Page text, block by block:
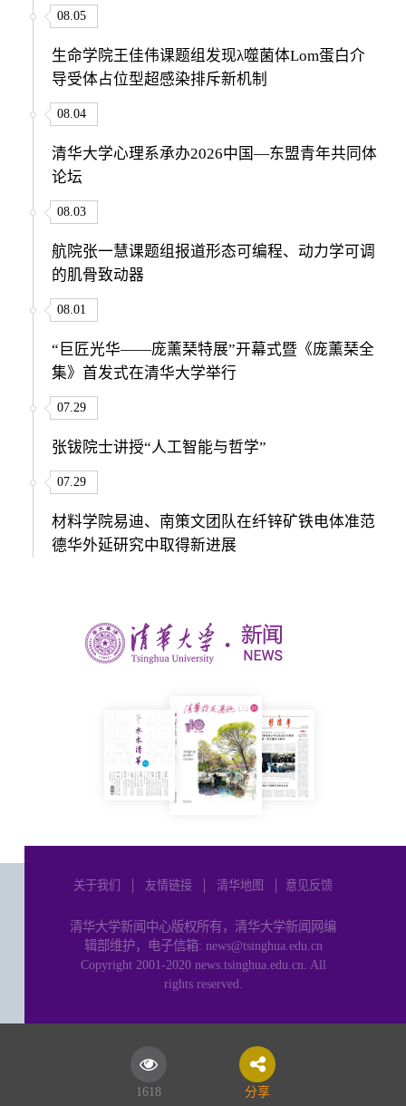
1618 分享
08.05
生命学院王佳伟课题组发现λ噬菌体Lom蛋白介
导受体占位型超感染排斥新机制
08.04
清华大学心理系承办2026中国—东盟青年共同体
论坛
08.03
航院张一慧课题组报道形态可编程、动力学可调
的肌骨致动器
08.01
“巨匠光华——庞薰琹特展”开幕式暨《庞薰琹全
集》首发式在清华大学举行
07.29
张钹院士讲授“人工智能与哲学”
07.29
材料学院易迪、南策文团队在纤锌矿铁电体准范
德华外延研究中取得新进展
关于我们 友情链接 清华地图 意见反馈
清华大学新闻中心版权所有，清华大学新闻网编
辑部维护，电子信箱: news@tsinghua.edu.cn
Copyright 2001-2020 news.tsinghua.edu.cn. All
rights reserved.